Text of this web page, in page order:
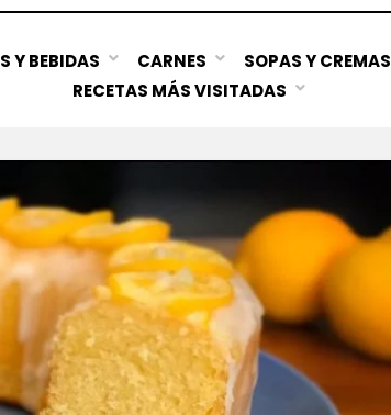
Y BEBIDAS CARNES SOPAS Y CREMAS
RECETAS MÁS VISITADAS